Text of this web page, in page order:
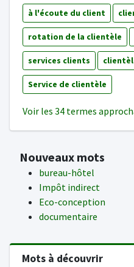
à l'écoute du client
rotation de la clientèle
services clients
Service de clientèle
Voir les 34 termes
Nouveaux mots
bureau-hôtel
Impôt indirect
Eco-conception
documentaire
Mots à découvrir